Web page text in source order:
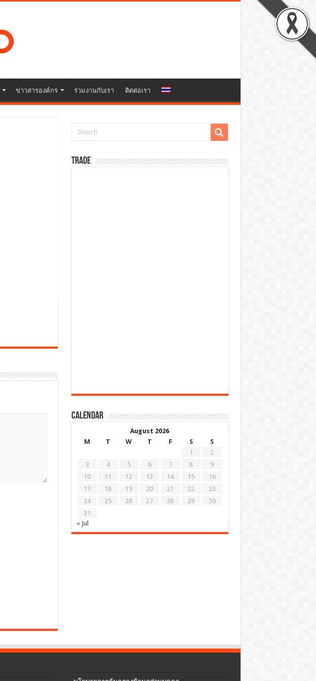
ข่าวสารองค์กร ร่วมงานกับเรา ติดต่อเรา
TRADE
Calendar
August 2026
M
T W T F S
S
1
2
3
4 5 6 7 8
9
10
11 12 13 14 15
16
17
18 19 20 21 22
23
24
25 26 27 28 29
30
31
« Jul